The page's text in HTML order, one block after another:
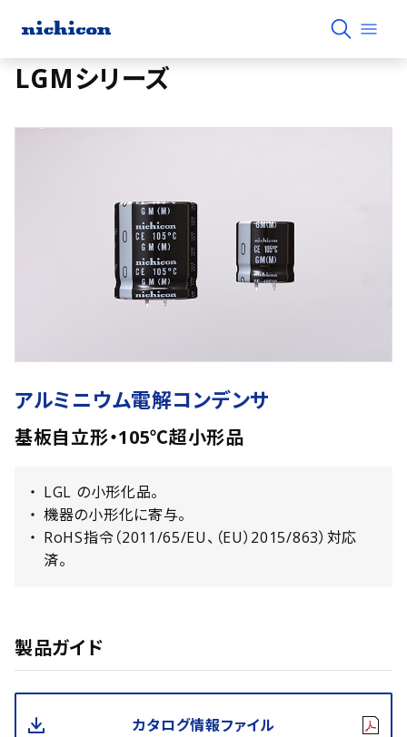
LGMシリーズ
アルミニウム電解コンデンサ
基板自立形・105℃超小形品
LGL の小形化品。
機器の小形化に寄与。
RoHS指令（2011/65/EU、（EU）2015/863）対応
済。
製品ガイド
カタログ情報ファイル